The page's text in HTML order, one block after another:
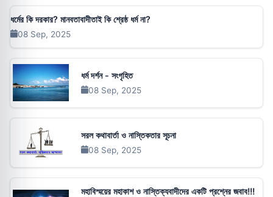
ধর্মের কি দরকার? মানবতাবাদীতাই কি শ্রেষ্ঠ ধর্ম না?
08 Sep, 2025
ধর্ম দর্শন - সংগৃহিত
08 Sep, 2025
সরল কথাবার্তা ও নাস্তিকতার সূচনা
08 Sep, 2025
মহাবিস্ময়ের মহাকাশ ও নাস্তিক্যবাদীদের একটি প্রশ্নের জবাব!!!